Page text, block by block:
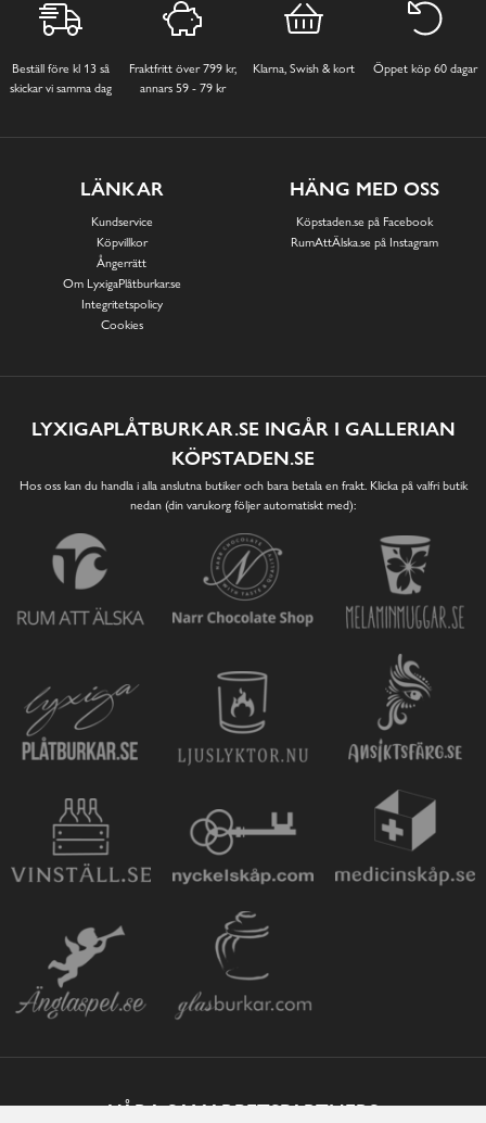
Beställ före kl 13 så
skickar vi samma dag
Fraktfritt över 799 kr,
annars 59 - 79 kr
Klarna, Swish & kort Öppet köp 60 dagar
LÄNKAR
Kundservice
Köpvillkor
Ångerrätt
Om LyxigaPlåtburkar.se
Integritetspolicy
Cookies
HÄNG MED OSS
Köpstaden.se på Facebook
RumAttÄlska.se på Instagram
LYXIGAPLÅTBURKAR.SE INGÅR I GALLERIAN
KÖPSTADEN.SE
Hos oss kan du handla i alla anslutna butiker och bara betala en frakt. Klicka på valfri butik
nedan (din varukorg följer automatiskt med):
VÅRA SAMARBETSPARTNERS